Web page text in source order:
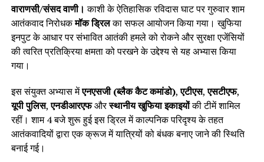
वाराणसी/संसद वाणी।काशी के ऐतिहासिक रविदास घाट पर गुरुवार शाम
आतंकवाद निरोधकमॉक ड्रिलका सफल आयोजन किया गया। खुफिया
इनपुट के आधार पर संभावित आतंकी हमले को रोकने और सुरक्षा एजेंसियों
की त्वरित प्रतिक्रिया क्षमता को परखने के उद्देश्य से यह अभ्यास किया
गया।
इस संयुक्त अभ्यास मेंएनएसजी (ब्लैक कैट कमांडो),एटीएस,एसटीएफ,
यूपी पुलिस,एनडीआरएफऔरस्थानीय खुफिया इकाइयोंकी टीमें शामिल
रहीं। शाम 4 बजे शुरू हुई इस ड्रिल में काल्पनिक परिदृश्य के तहत
आतंकवादियों द्वारा एक क्रूज में यात्रियों को बंधक बनाए जाने की स्थिति
बनाई गई।